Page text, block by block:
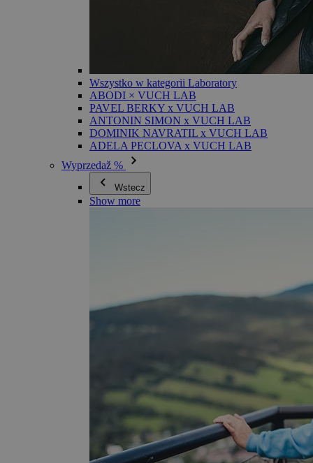
Wszystko w kategorii Laboratory
ABODI × VUCH LAB
PAVEL BERKY x VUCH LAB
ANTONIN SIMON x VUCH LAB
DOMINIK NAVRATIL x VUCH LAB
ADELA PECLOVA x VUCH LAB
Wyprzedaž %
Wstecz
Show more